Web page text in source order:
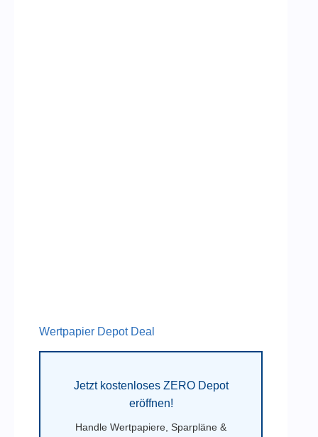
Wertpapier Depot Deal
Jetzt kostenloses ZERO Depot
eröffnen!
Handle Wertpapiere, Sparpläne &